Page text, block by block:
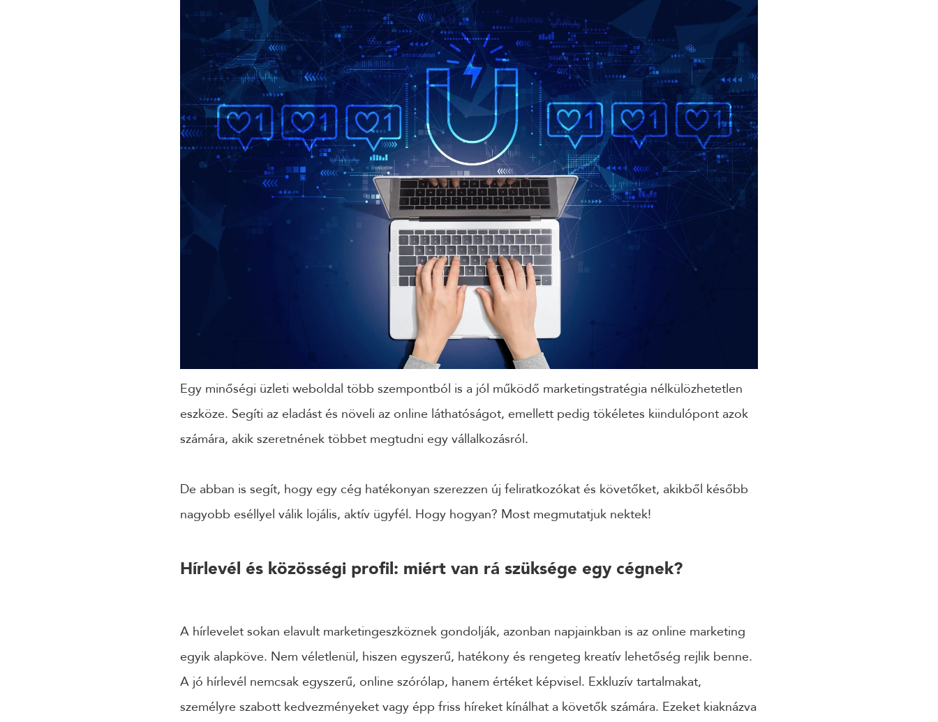
KÜLDÉS
24 ÓRÁN BELÜL FELVESSZÜK VELED A KAPCSOLATOT!*
*munkanapokon
Egy minőségi üzleti weboldal több szempontból is a jól működő marketingstratégia nélkülözhetetlen
eszköze. Segíti az eladást és növeli az online láthatóságot, emellett pedig tökéletes kiindulópont azok
számára, akik szeretnének többet megtudni egy vállalkozásról.
De abban is segít, hogy egy cég hatékonyan szerezzen új feliratkozókat és követőket, akikből később
nagyobb eséllyel válik lojális, aktív ügyfél. Hogy hogyan? Most megmutatjuk nektek!
Hírlevél és közösségi profil: miért van rá szüksége egy cégnek?
A hírlevelet sokan elavult marketingeszköznek gondolják, azonban napjainkban is az online marketing
egyik alapköve. Nem véletlenül, hiszen egyszerű, hatékony és rengeteg kreatív lehetőség rejlik benne.
A jó hírlevél nemcsak egyszerű, online szórólap, hanem értéket képvisel. Exkluzív tartalmakat,
személyre szabott kedvezményeket vagy épp friss híreket kínálhat a követők számára. Ezeket kiaknázva